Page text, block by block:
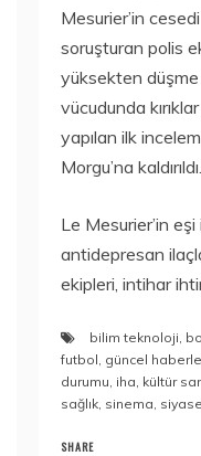
Mesurier’in
soruşturan polis
yüksekten düşme
vücudunda
yapılan ilk
Morgu’na kaldırıldı.
Le Mesurier’in
antidepresan
ekipleri, intihar
bilim teknoloji,
futbol, güncel
durumu, iha, kültür
sağlık, sinema,
SHARE